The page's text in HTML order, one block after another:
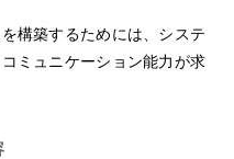
構築するためには、システ
ミュニケーション能力が求